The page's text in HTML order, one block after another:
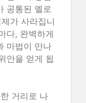
공통된 멜로
가 사라집니
다, 완벽하게
마법이 만나
안을 얻게 됩
거리로 나